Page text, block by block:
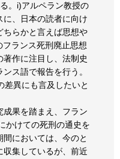
。i)アルペラン教授の
、日本の読者に向け
ちらかと言えば思想や
ランス死刑廃止思想
作に注目し、法制史
ス語で報告を行う。
差異にも言及したいと
果を踏まえ、フラン
かけての死刑の通史を
においては、今のと
収集しているが、前近